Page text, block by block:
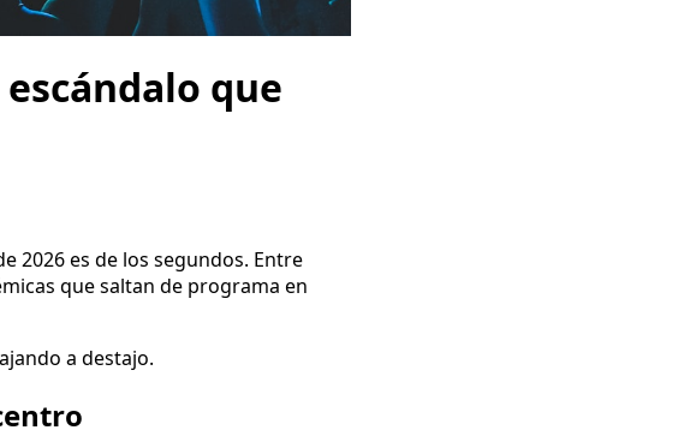
que
2026 es de los segundos. Entre
que saltan de programa en
a destajo.